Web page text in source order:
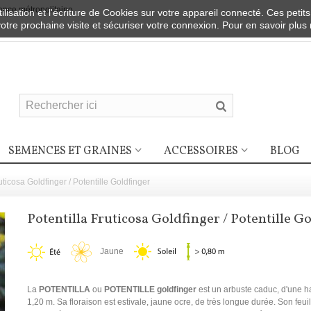
et l'écriture de Cookies sur votre appareil connecté. Ces
prochaine visite et sécuriser votre connexion. Pour en savoir
métropolitaine
SEMENCES ET GRAINES ACCESSOIRES BLOG
Goldfinger / Potentille Goldfinger
Potentilla Fruticosa Goldfinger / Potentille
Jaune
La POTENTILLAou POTENTILLE goldfingerest un arbuste caduc, d'une
1,20 m. Sa floraison est estivale, jaune ocre, de très longue durée. Son